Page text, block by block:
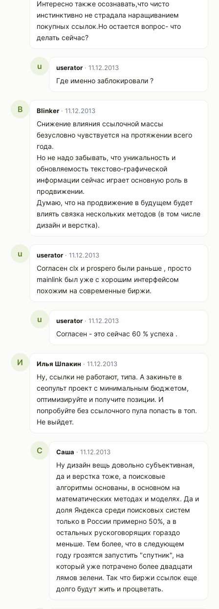
Интересно также осознавать,что чисто
инстинктивно не страдала наращиванием
покупных ссылок.Но остается вопрос- что
делать сейчас?
u userator · 11.12.2013
Где именно заблокировали ?
B Blinker · 11.12.2013
Снижение влияния ссылочной массы
безусловно чувствуется на протяжении всего
года.
Но не надо забывать, что уникальность и
обновляемость текстово-графической
информации сейчас играет основную роль в
продвижении.
Думаю, что на продвижение в будущем будет
влиять связка нескольких методов (в том числе
дизайн и верстка).
u userator · 11.12.2013
Согласен clx и prospero были раньше , просто
mainlink был уже с хорошим интерфейсом
похожим на современные биржи.
u userator · 11.12.2013
Согласен - это сейчас 60 % успеха .
И Илья Шпакин · 11.12.2013
Ну, ссылки не работают, типа. А закиньте в
сеопульт проект с минимальным бюджетом,
оптимизируйте и получите позиции. И
попробуйте без ссылочного пула попасть в топ.
Не выйдет.
С Саша · 11.12.2013
Ну дизайн вещь довольно субъективная,
да и верстка тоже, а поисковые
алгоритмы основаны, в основном на
математических методах и моделях. Да и
доля Яндекса среди поисковых систем
только в России примерно 50%, а в
остальных рускоговорящих гораздо
меньше. Тем более, что в следующем
году грозятся запустить "спутник", на
который уже потрачено более двадцати
лямов зелени. Так что биржи ссылок еще
долго будут жить и процветать.